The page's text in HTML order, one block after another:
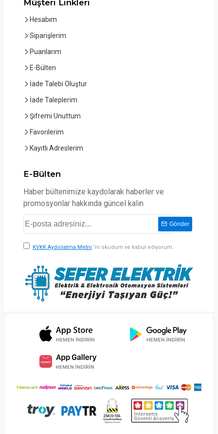
Müşteri Linkleri
Hesabım
Siparişlerim
Puanlarım
E-Bülten
İade Talebi Oluştur
İade Taleplerim
Şifremi Unuttum
Favorilerim
Kayıtlı Adreslerim
E-Bülten
Haber bültenimize kaydolarak haberler ve
promosyonlar hakkında güncel kalın
Gönder
KVKK Aydınlatma Metni 'ni okudum ve kabul ediyorum.